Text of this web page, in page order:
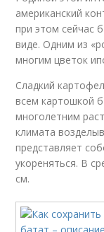
американский
при этом сейчас
виде. Одним из
многим цветок
Сладкий
всем картошкой
многолетним
климата
представляет
укореняться. В
см.